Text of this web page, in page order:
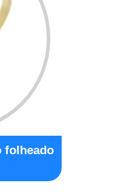
folheado